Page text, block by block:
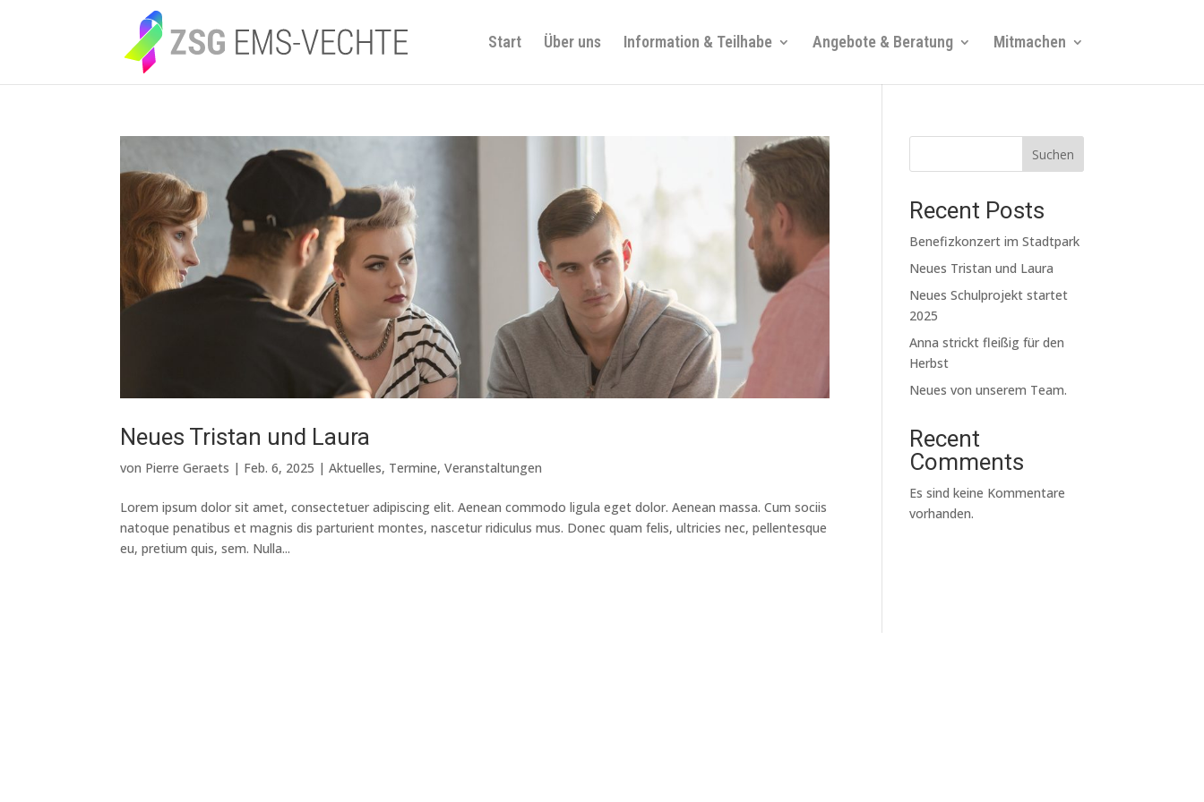
Start Über uns Information & Teilhabe Angebote & Beratung Mitmachen
Neues Tristan und Laura
von Pierre Geraets | Feb. 6, 2025 |Aktuelles, Termine,Veranstaltungen
Lorem ipsum dolor sit amet, consectetuer adipiscing elit. Aenean commodo ligula eget dolor. Aenean massa. Cum sociis
natoque penatibus et magnis dis parturient montes, nascetur ridiculus mus. Donec quam felis, ultricies nec, pellentesque
eu, pretium quis, sem. Nulla...
Suchen
Recent Posts
Benefizkonzert im Stadtpark
Neues Tristan und Laura
Neues Schulprojekt startet
2025
Anna strickt fleißig für den
Herbst
Neues von unserem Team.
Recent
Comments
Es sind keine Kommentare
vorhanden.